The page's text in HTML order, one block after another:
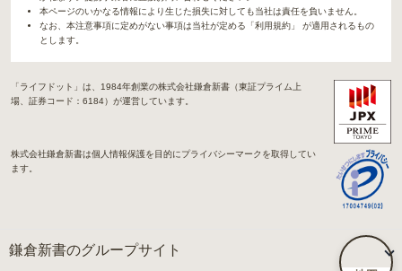
本ページのいかなる情報により生じた損失に対しても当社は責任を負いません。
なお、本注意事項に定めがない事項は当社が定める「利用規約」 が適用されるもの
とします。
「ライフドット」は、1984年創業の株式会社鎌倉新書（東証プライム上
場、証券コード：6184）が運営しています。
株式会社鎌倉新書は個人情報保護を目的にプライバシーマークを取得してい
ます。
鎌倉新書のグループサイト